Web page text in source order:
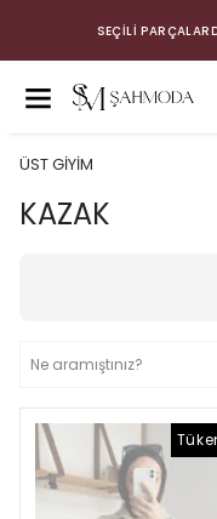
SEÇİLİ
ÜST GİYİM
KAZAK